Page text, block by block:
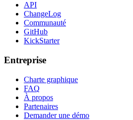
API
ChangeLog
Communauté
GitHub
KickStarter
Entreprise
Charte graphique
FAQ
À propos
Partenaires
Demander une démo